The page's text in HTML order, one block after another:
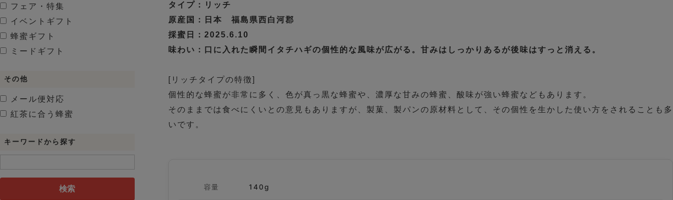
タイプ：リッチ
原産国：日本 福島県西白河郡
採蜜日：2025.6.10
味わい：口に入れた瞬間イタチハギの個性的な風味が広がる。甘みはしっかりあるが後味はすっと消える。
[リッチタイプの特徴]
個性的な蜂蜜が非常に多く、色が真っ黒な蜂蜜や、濃厚な甘みの蜂蜜、酸味が強い蜂蜜などもあります。
そのままでは食べにくいとの意見もありますが、製菓、製パンの原材料として、その個性を生かした使い方をされることも多
いです。
容量 140g
フェア・特集
イベントギフト
蜂蜜ギフト
ミードギフト
その他
メール便対応
紅茶に合う蜂蜜
キーワードから探す
検索